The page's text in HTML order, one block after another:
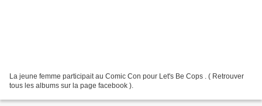
La jeune femme participait au Comic Con pour Let's Be Cops . ( Retrouver
tous les albums sur la page facebook ).